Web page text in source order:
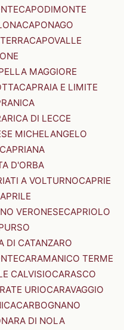
CAPODIMONTE
CAPONAGO
CAPOVALLE
MAGGIORE
CAPRAIA E LIMITE
DI LECCE
MICHELANGELO
CAPRIANA
D'ORBA
A VOLTURNOCAPRIE
VERONESECAPRIOLO
DI CATANZARO
CARAMANICO TERME
CALVISIOCARASCO
URIOCARAVAGGIO
CARBOGNANO
DI NOLA